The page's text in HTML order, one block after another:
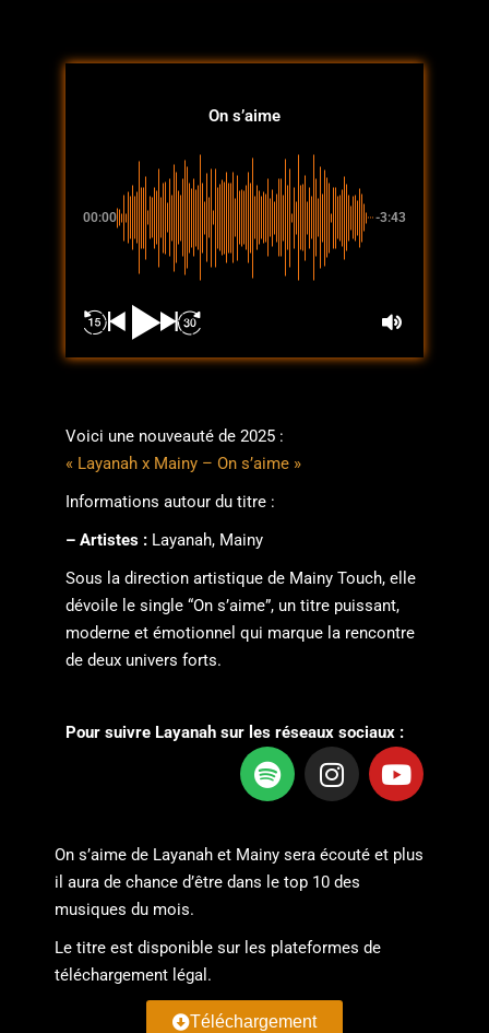
On s’aime
00:00 -3:43
Voici une nouveauté de 2025 :
« Layanah x Mainy – On s’aime »
Informations autour du titre :
– Artistes : Layanah, Mainy
Sous la direction artistique de Mainy Touch, elle
dévoile le single “On s’aime”, un titre puissant,
moderne et émotionnel qui marque la rencontre
de deux univers forts.
Pour suivre Layanah sur les réseaux sociaux :
On s’aime de Layanah et Mainy sera écouté et plus
il aura de chance d’être dans le top 10 des
musiques du mois.
Le titre est disponible sur les plateformes de
téléchargement légal.
Téléchargement